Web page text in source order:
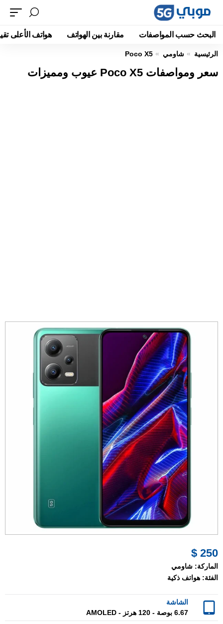
البحث حسب المواصفات مقارنة بين الهواتف هواتف الأعلى
الرئيسية شاومي Poco X5
سعر ومواصفات Poco X5 عيوب ومميزات
250 $
الماركة: شاومي
الفئة: هواتف ذكية
الشاشة
6.67 بوصة - 120 هرتز - AMOLED